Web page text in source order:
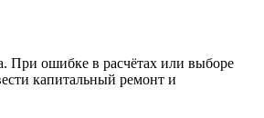
При ошибке в расчётах или выборе
капитальный ремонт и